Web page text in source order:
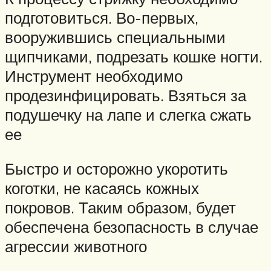
подготовиться. Во-первых,
вооружившись специальными
щипчиками, подрезать кошке ногти.
Инструмент необходимо
продезинфицировать. Взяться за
подушечку на лапе и слегка сжать
ее
Быстро и осторожно укоротить
коготки, не касаясь кожных
покровов. Таким образом, будет
обеспечена безопасность в случае
агрессии животного